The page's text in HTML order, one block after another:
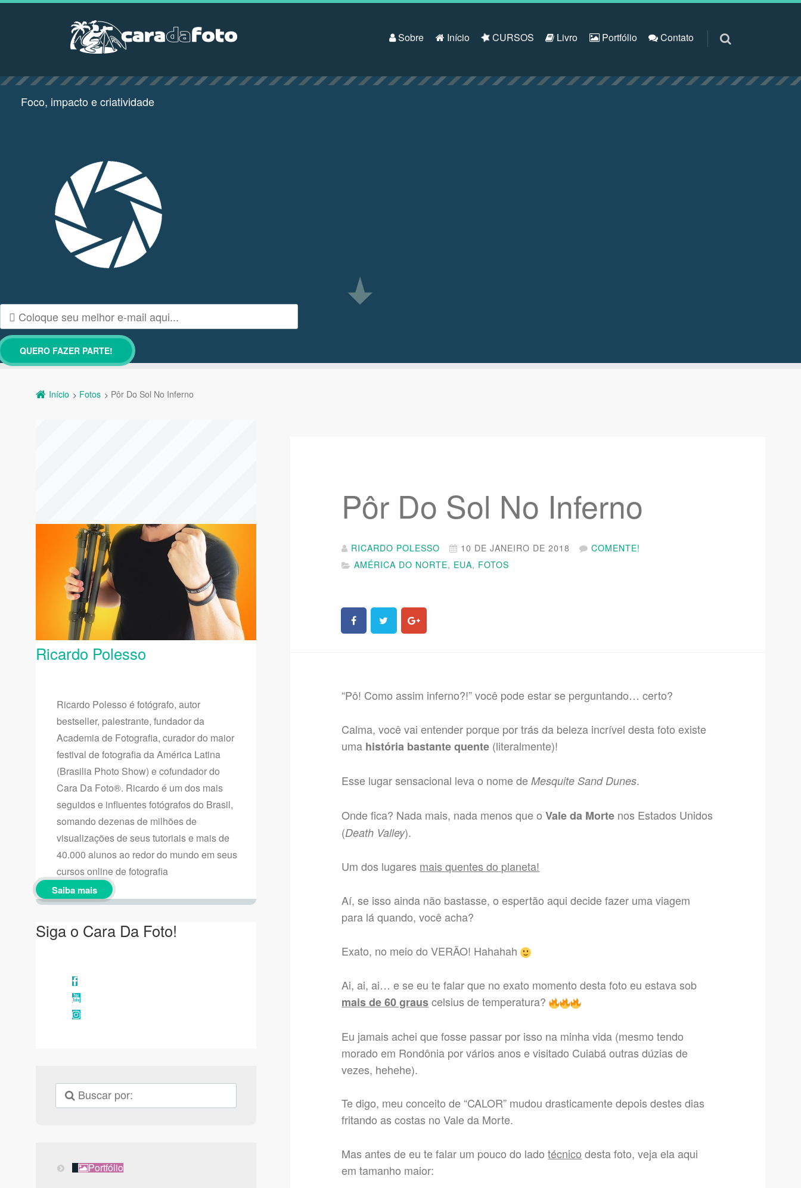
Pular para o conteúdo
Sobre Início CURSOS Livro Portfólio Contato
Foco, impacto e criatividade
Início Fotos Pôr Do Sol No Inferno
Pôr Do Sol No Inferno
RICARDO POLESSO 10 DE JANEIRO DE 2018
COMENTE!
AMÉRICA DO NORTE, EUA, FOTOS
“Pô! Como assim inferno?!” você pode estar se perguntando… certo?
Calma, você vai entender porque por trás da beleza incrível desta foto existe
uma história bastante quente (literalmente)!
Esse lugar sensacional leva o nome deMesquite Sand Dunes.
Onde fica? Nada mais, nada menos que oVale da Morte nos Estados Unidos
(Death Valley).
Um dos lugares mais quentes do planeta!
Aí, se isso ainda não bastasse, o espertão aqui decide fazer uma viagem
para lá quando, você acha?
Exato, no meio do VERÃO! Hahahah
Ai, ai, ai… e se eu te falar que no exato momento desta foto eu estava sob
mais de 60 grauscelsius de temperatura?
Eu jamais achei que fosse passar por isso na minha vida (mesmo tendo
morado em Rondônia por vários anos e visitado Cuiabá outras dúzias de
vezes, hehehe).
Te digo, meu conceito de “CALOR” mudou drasticamente depois destes dias
fritando as costas no Vale da Morte.
Mas antes de eu te falar um pouco do ladotécnico desta foto, veja ela aqui
em tamanho maior:
Ricardo Polesso
Ricardo Polesso é fotógrafo, autor
bestseller, palestrante, fundador da
Academia de Fotografia, curador do maior
festival de fotografia da América Latina
(Brasilia Photo Show) e cofundador do
Cara Da Foto®. Ricardo é um dos mais
seguidos e influentes fotógrafos do Brasil,
somando dezenas de milhões de
visualizações de seus tutoriais e mais de
40.000 alunos ao redor do mundo em seus
cursos online de fotografia
Saiba mais
Siga o Cara Da Foto!
Facebook
YouTube
Instagram
PortfólioPortfólio